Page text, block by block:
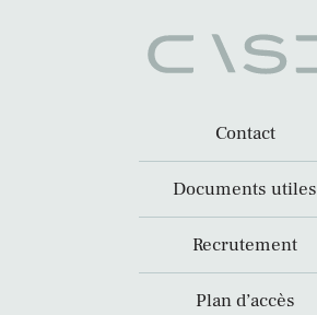
Contact
Documents utiles
Recrutement
Plan d’accès